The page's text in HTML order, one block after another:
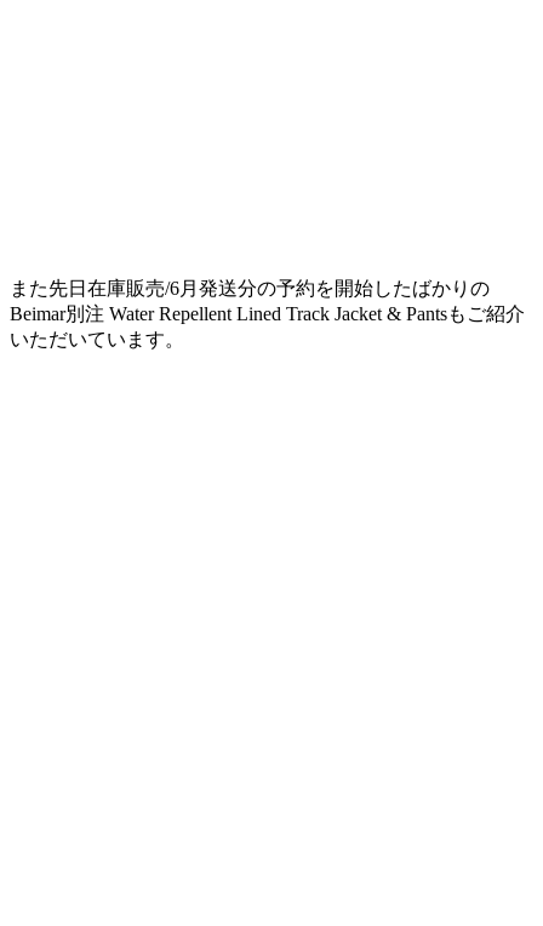
また先日在庫販売/6月発送分の予約を開始したばかりの
Beimar別注 Water Repellent Lined Track Jacket & Pantsもご紹介
いただいています。